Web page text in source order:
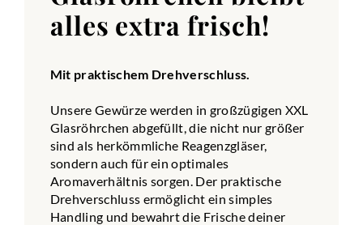
alles extra frisch!
Mit praktischem Drehverschluss.
Unsere Gewürze werden in großzügigen XXL
Glasröhrchen abgefüllt, die nicht nur größer
sind als herkömmliche Reagenzgläser,
sondern auch für ein optimales
Aromaverhältnis sorgen. Der praktische
Drehverschluss ermöglicht ein simples
Handling und bewahrt die Frische deiner